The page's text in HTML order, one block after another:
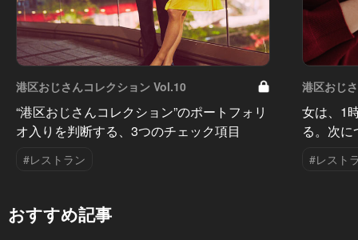
港区おじさんコレクション Vol.10
“港区おじさんコレクション”のポートフォリ
オ入りを判断する、3つのチェック項目
#レストラン
港区おじ
女は、1
る。次に
#レスト
おすすめ記事